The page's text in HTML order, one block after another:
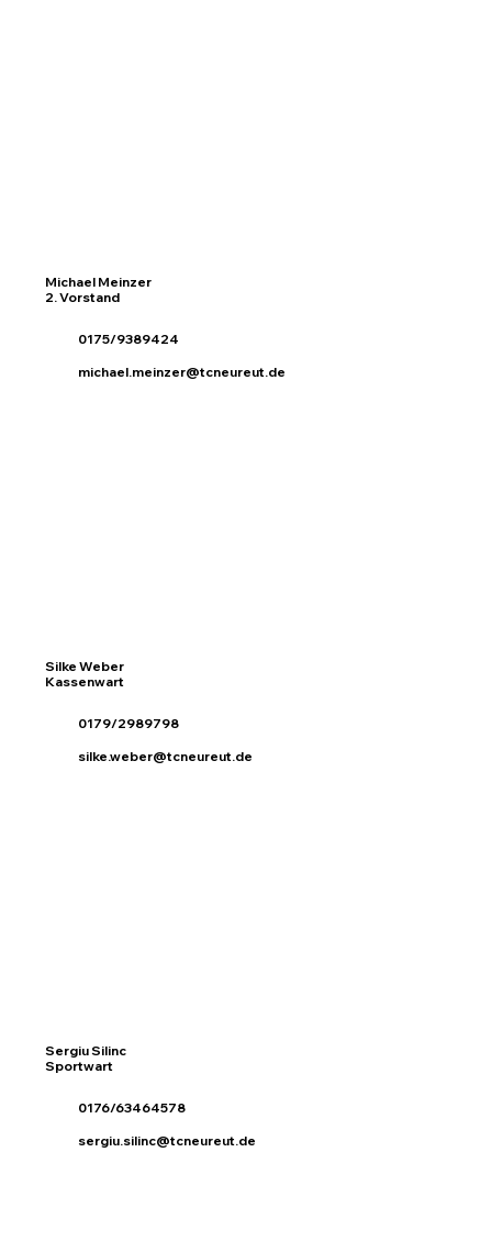
Michael Meinzer
2. Vorstand
0175/9389424
michael.meinzer@tcneureut.de
Silke Weber
Kassenwart
0179/2989798
silke.weber@tcneureut.de
Sergiu Silinc
Sportwart
0176/63464578
sergiu.silinc@tcneureut.de